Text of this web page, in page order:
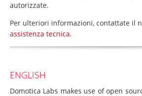
autorizzate.
Per ulteriori informazioni, contattate il
assistenza tecnica.
ENGLISH
Domotica Labs makes use of open